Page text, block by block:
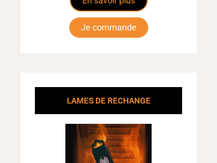
Je commande
LAMES DE RECHANGE